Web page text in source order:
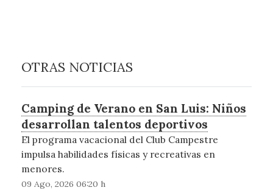
OTRAS NOTICIAS
Camping de Verano en San Luis: Niños
desarrollan talentos deportivos
El programa vacacional del Club Campestre
impulsa habilidades físicas y recreativas en
menores.
09 Ago, 2026 06:20 h